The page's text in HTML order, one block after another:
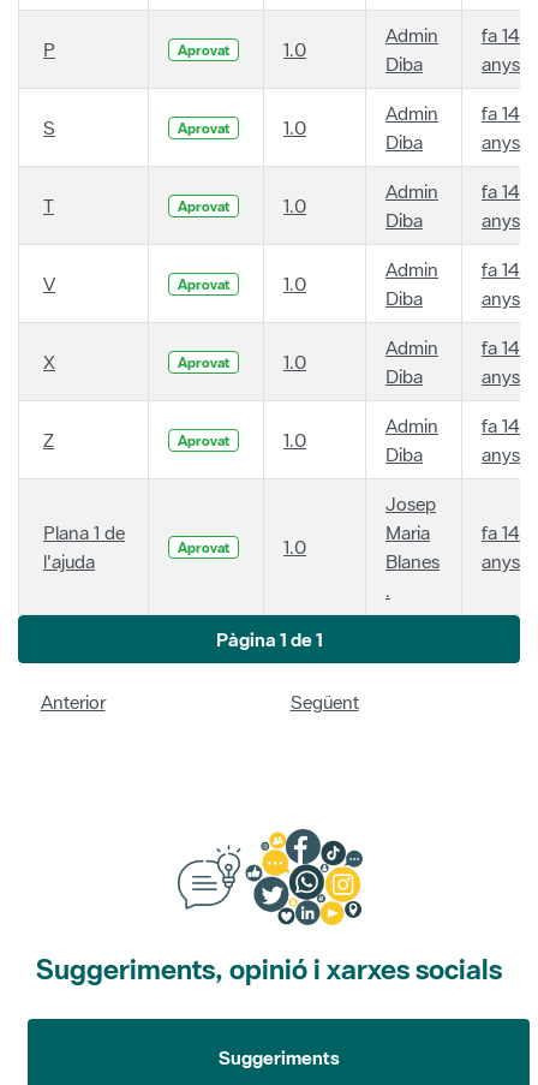
P Aprovat 1.0
Admin
Diba
fa 14
anys
S Aprovat 1.0
Admin
Diba
fa 14
anys
T Aprovat 1.0
Admin
Diba
fa 14
anys
V Aprovat 1.0
Admin
Diba
fa 14
anys
X Aprovat 1.0
Admin
Diba
fa 14
anys
Z Aprovat 1.0
Admin
Diba
fa 14
anys
Plana 1 de
l'ajuda
Aprovat 1.0
Josep
Maria
Blanes
.
fa 14
anys
Pàgina 1 de 1
Anterior Següent
Suggeriments, opinió i xarxes socials
Suggeriments